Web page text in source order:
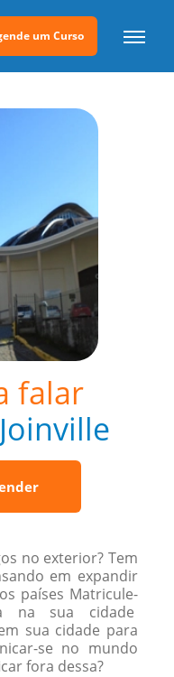
um Curso
falar
no exterior? Tem
em expandir
países Matricule-
na sua cidade
sua cidade para
se no mundo
fora dessa?